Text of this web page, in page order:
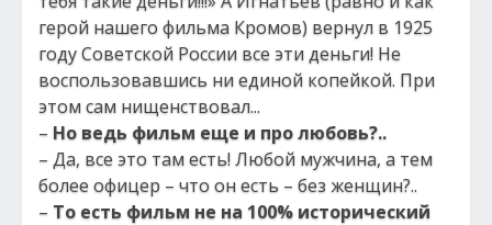
герой нашего фильма Кромов) вернул в 1925
году Советской России все эти деньги! Не
воспользовавшись ни единой копейкой. При
этом сам нищенствовал...
– Но ведь фильм еще и про любовь?..
– Да, все это там есть! Любой мужчина, а тем
более офицер – что он есть – без женщин?..
– То есть фильм не на 100% исторический